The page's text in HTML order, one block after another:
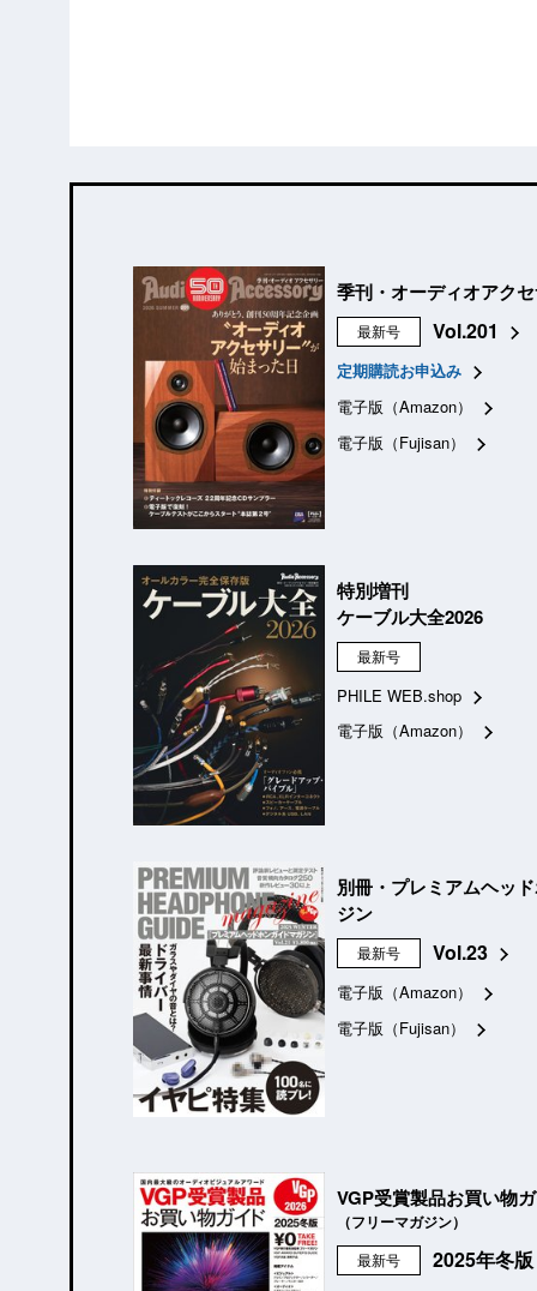
季刊・オーディオアク
最新号 Vol.201
定期購読お申込み
電子版（Amazon）
電子版（Fujisan）
特別増刊
ケーブル大全2026
最新号
PHILE WEB.shop
電子版（Amazon）
別冊・プレミアムヘッ
ジン
最新号 Vol.23
電子版（Amazon）
電子版（Fujisan）
VGP受賞製品お買い物
（フリーマガジン）
最新号 2025年冬